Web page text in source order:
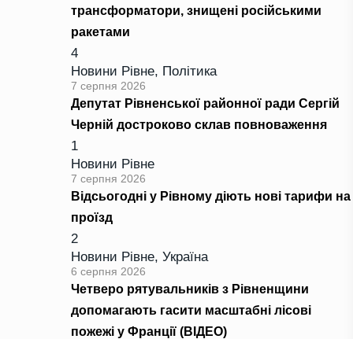
трансформатори, знищені російськими
ракетами
4
Новини Рівне, Політика
7 серпня 2026
Депутат Рівненської районної ради Сергій
Черній достроково склав повноваження
1
Новини Рівне
7 серпня 2026
Відсьогодні у Рівному діють нові тарифи на
проїзд
2
Новини Рівне, Україна
6 серпня 2026
Четверо рятувальників з Рівненщини
допомагають гасити масштабні лісові
пожежі у Франції (ВІДЕО)